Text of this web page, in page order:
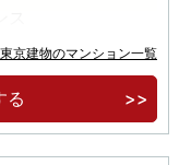
京建物のマンション一覧
る